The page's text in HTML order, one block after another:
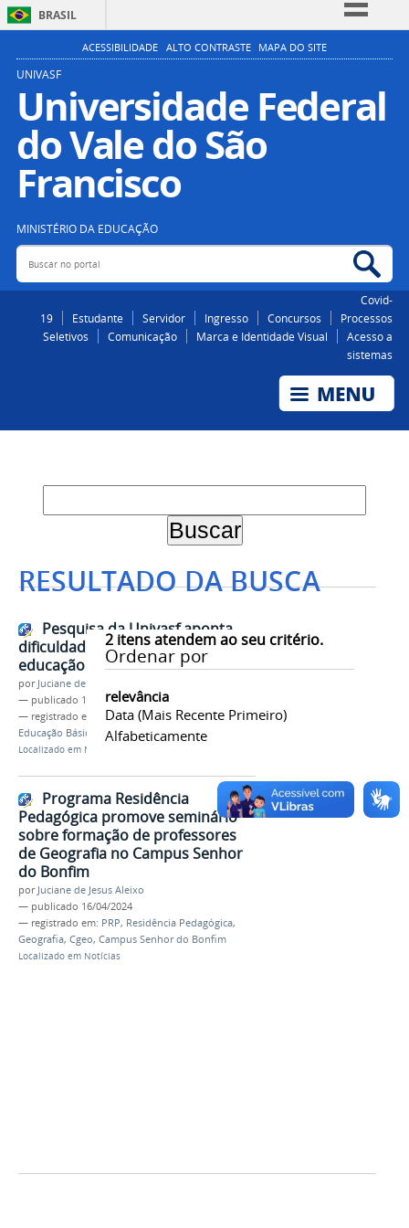
BRASIL
Simplifique!
Participe
Acesso à informação
Legislação
ACESSIBILIDADE ALTO CONTRASTE MAPA DO SITE
UNIVASF
Universidade Federal
do Vale do São
Francisco
MINISTÉRIO DA EDUCAÇÃO
Buscar no portal
Covid-
19
Estudante Servidor Ingresso Concursos
Processos
Seletivos
Comunicação Marca e Identidade Visual
Acesso a
sistemas
RESULTADO DA BUSCA
2itens atendem ao seu critério.
Ordenar por
relevância
Data (mais Recente Primeiro)
Alfabeticamente
Pesquisa da Univasf aponta
dificuldades do ensino remoto na
educação básica
por Juciane de Jesus Aleixo
— publicado 12/08/2021
— registrado em:
PRP,Licenciatura,Ensino,
Educação Básica
Ciências Sociais
Localizado em Notícias
Programa Residência
Pedagógica promove seminário
sobre formação de professores
de Geografia no Campus Senhor
do Bonfim
por Juciane de Jesus Aleixo
— publicado 16/04/2024
— registrado em: PRP, Residência Pedagógica,
Geografia, Cgeo, Campus Senhor do Bonfim
Localizado em Notícias